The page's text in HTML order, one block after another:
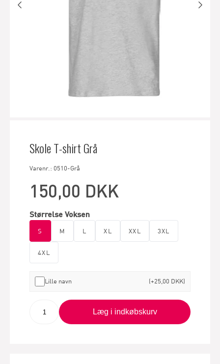
Skole T-shirt Grå
Varenr.: 0510-Grå
150,00 DKK
Størrelse Voksen
S M L XL XXL 3XL
4XL
Lille navn (+25,00 DKK)
Læg i indkøbskurv